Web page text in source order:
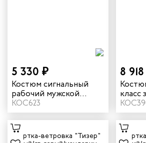
5 330 ₽
Костюм сигнальный
рабочий мужской
летний "Илион" цвет
оранжевый/темно-
серый
КОС623
8
класс